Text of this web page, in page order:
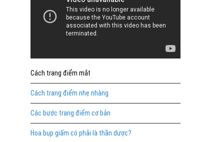
Cách trang điểm mắt
Cách trang điểm nhẹ nhàng
Các bước trang điểm cơ bản
Hoa bụp giấm có phải là thần dược?